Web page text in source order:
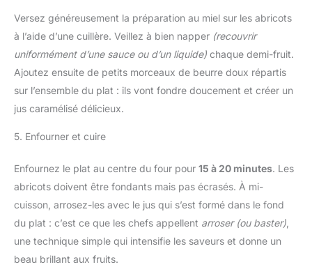
Versez généreusement la préparation au miel sur les abricots
à l’aide d’une cuillère. Veillez à bien napper (recouvrir
uniformément d’une sauce ou d’un liquide) chaque demi-fruit.
Ajoutez ensuite de petits morceaux de beurre doux répartis
sur l’ensemble du plat : ils vont fondre doucement et créer un
jus caramélisé délicieux.
5. Enfourner et cuire
Enfournez le plat au centre du four pour 15 à 20 minutes. Les
abricots doivent être fondants mais pas écrasés. À mi-
cuisson, arrosez-les avec le jus qui s’est formé dans le fond
du plat : c’est ce que les chefs appellent arroser (ou baster)
une technique simple qui intensifie les saveurs et donne un
beau brillant aux fruits.